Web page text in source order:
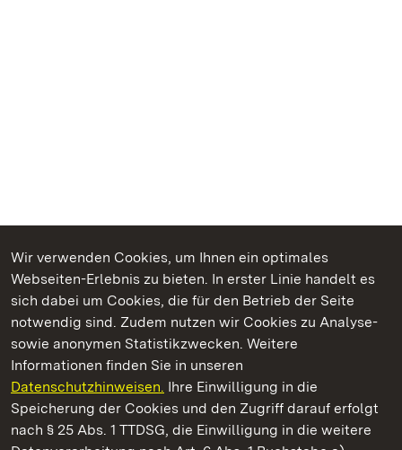
Wir verwenden Cookies, um Ihnen ein optimales
Webseiten-Erlebnis zu bieten. In erster Linie handelt es
sich dabei um Cookies, die für den Betrieb der Seite
notwendig sind. Zudem nutzen wir Cookies zu Analyse-
sowie anonymen Statistikzwecken. Weitere
Informationen finden Sie in unseren
Datenschutzhinweisen. Ihre Einwilligung in die
Speicherung der Cookies und den Zugriff darauf erfolgt
nach § 25 Abs. 1 TTDSG, die Einwilligung in die weitere
Kommen. Staunen. Genießen.
Staatliche Schlösser und Gärten Baden‑Württemberg
Staatliche Schlösser und Gärten Baden-Württemberg